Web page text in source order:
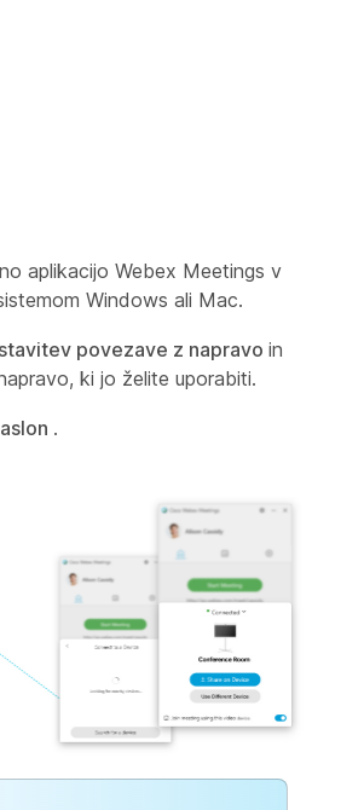
aplikacijo Webex Meetings v
Windows ali Mac.
povezave z napravo in
ki jo želite uporabiti.
.